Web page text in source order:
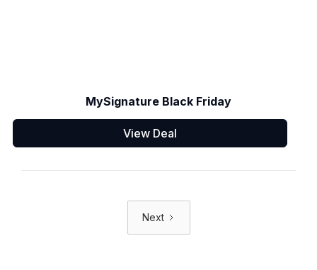
MySignature Black Friday
View Deal
Next